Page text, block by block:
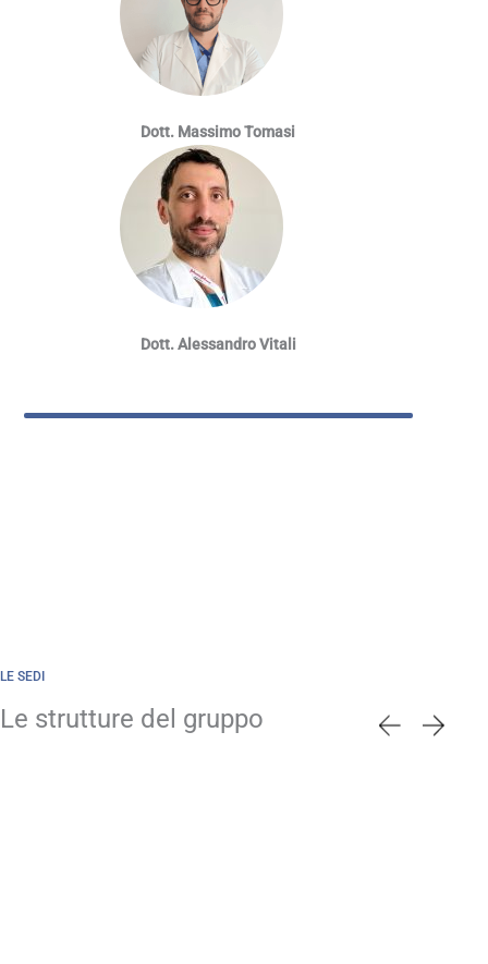
Dott. Massimo Tomasi
Dott. Alessandro Vitali
LE SEDI
Le strutture del gruppo